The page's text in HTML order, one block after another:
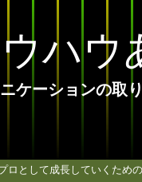
ハウ
ケーションの取
ロとして成長していくため